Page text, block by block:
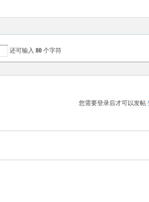
还可输入80 个字符
您需要登录后才可以发帖